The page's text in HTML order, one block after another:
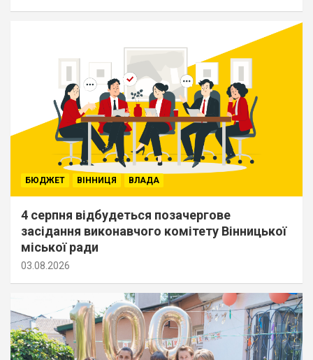
БЮДЖЕТ ВІННИЦЯ ВЛАДА
4 серпня відбудеться позачергове
засідання виконавчого комітету Вінницької
міської ради
03.08.2026